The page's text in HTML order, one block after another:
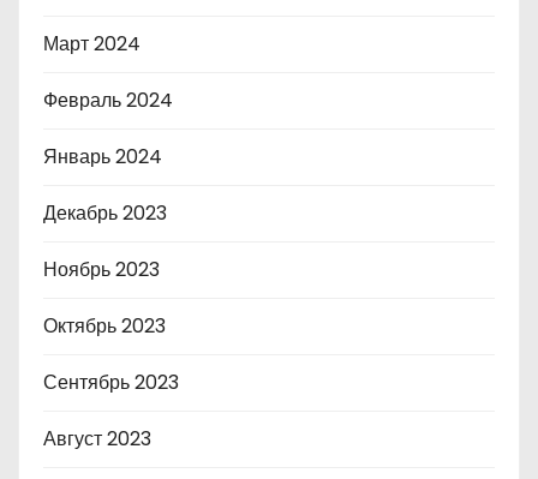
Март 2024
Февраль 2024
Январь 2024
Декабрь 2023
Ноябрь 2023
Октябрь 2023
Сентябрь 2023
Август 2023